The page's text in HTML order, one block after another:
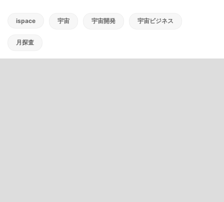
ispace 宇宙 宇宙開発 宇宙ビジネス
月探査